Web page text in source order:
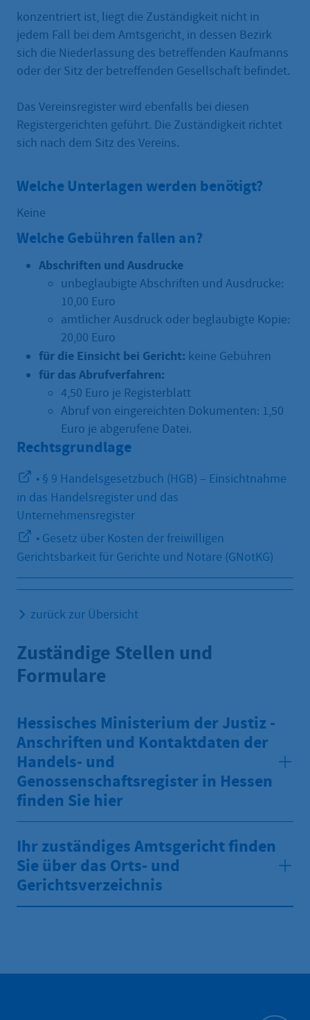
konzentriert ist, liegt die Zuständigkeit nicht in
jedem Fall bei dem Amtsgericht, in dessen Bezirk
sich die Niederlassung des betreffenden Kaufmanns
oder der Sitz der betreffenden Gesellschaft befindet.
Das Vereinsregister wird ebenfalls bei diesen
Registergerichten geführt. Die Zuständigkeit richtet
sich nach dem Sitz des Vereins.
Welche Unterlagen werden benötigt?
Keine
Welche Gebühren fallen an?
Abschriften und Ausdrucke
unbeglaubigte Abschriften und Ausdrucke:
10,00 Euro
amtlicher Ausdruck oder beglaubigte Kopie:
20,00 Euro
für die Einsicht bei Gericht: keine Gebühren
für das Abrufverfahren:
4,50 Euro je Registerblatt
Abruf von eingereichten Dokumenten: 1,50
Euro je abgerufene Datei.
Rechtsgrundlage
• § 9 Handelsgesetzbuch (HGB) – Einsichtnahme
in das Handelsregister und das
Unternehmensregister
• Gesetz über Kosten der freiwilligen
Gerichtsbarkeit für Gerichte und Notare (GNotKG)
zurück zur Übersicht
Zuständige Stellen und
Formulare
Hessisches Ministerium der Justiz -
Anschriften und Kontaktdaten der
Handels- und
Genossenschaftsregister in Hessen
finden Sie hier
Ihr zuständiges Amtsgericht finden
Sie über das Orts- und
Gerichtsverzeichnis